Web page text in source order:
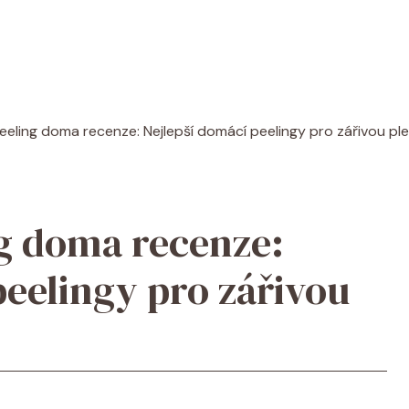
doma recenze: Nejlepší domácí peelingy pro zářivou
doma recenze:
pro zářivou